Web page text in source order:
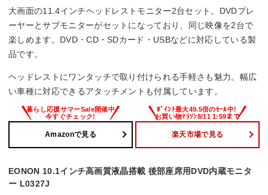
大画面の11.4インチヘッドレストモニター2台セット。DVDプレ
ーヤーとサブモニターがセットになっており、同じ映像を2台で
楽しめます。DVD・CD・SDカード・USBなどに対応している製
品です。
ヘッドレストにワンタッチで取り付けられる手軽さも魅力。幅広
い車種に対応できるアタッチメントも付属しています。
Amazonで見る 楽天市場で見る
EONON 10.1インチ高画質液晶搭載 後部座席用DVD内蔵モニタ
ー L0327J